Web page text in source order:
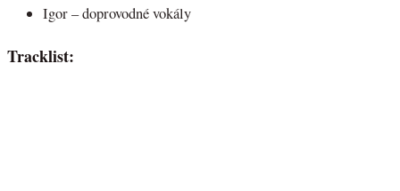
Igor – doprovodné vokály
Tracklist: